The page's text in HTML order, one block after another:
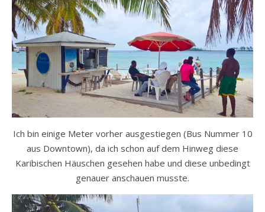
Ich bin einige Meter vorher ausgestiegen (Bus Nummer 10
aus Downtown), da ich schon auf dem Hinweg diese
Karibischen Häuschen gesehen habe und diese unbedingt
genauer anschauen musste.